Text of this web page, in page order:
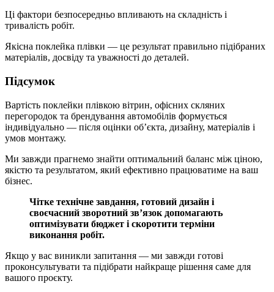
Ці фактори безпосередньо впливають на складність і
тривалість робіт.
Якісна поклейка плівки — це результат правильно підібраних
матеріалів, досвіду та уважності до деталей.
Підсумок
Вартість поклейки плівкою вітрин, офісних скляних
перегородок та брендування автомобілів формується
індивідуально — після оцінки об’єкта, дизайну, матеріалів і
умов монтажу.
Ми завжди прагнемо знайти оптимальний баланс між ціною,
якістю та результатом, який ефективно працюватиме на ваш
бізнес.
Чітке технічне завдання, готовий дизайн і
своєчасний зворотний зв’язок допомагають
оптимізувати бюджет і скоротити терміни
виконання робіт.
Якщо у вас виникли запитання — ми завжди готові
проконсультувати та підібрати найкраще рішення саме для
вашого проєкту.